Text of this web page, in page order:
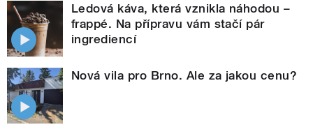
Ledová káva, která vznikla náhodou –
frappé. Na přípravu vám stačí pár
ingrediencí
Nová vila pro Brno. Ale za jakou cenu?